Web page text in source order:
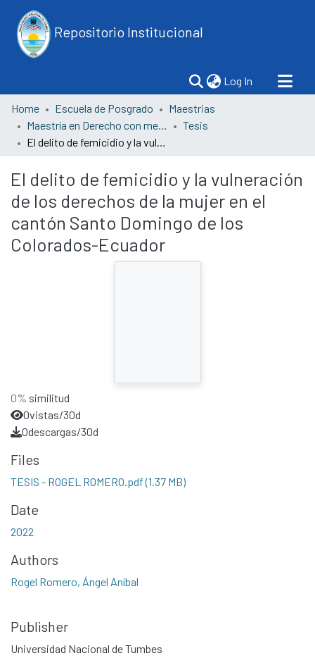
Repositorio Institucional
Log In (current)
Home Escuela de Posgrado
Maestrias
Maestría en Derecho con mención en Derecho Penal, Procesal Penal y Litigación Oral
Tesis
El delito de femicidio y la vulneración de los derechos de la mujer en el cantón Santo Domingo de los Colorados-Ecuador
El delito de femicidio y la vulneración
de los derechos de la mujer en el
cantón Santo Domingo de los
Colorados-Ecuador
0% similitud
0vistas/30d
0descargas/30d
Files
TESIS - ROGEL ROMERO.pdf(1.37 MB)
Date
2022
Authors
Rogel Romero, Ángel Aníbal
Publisher
Universidad Nacional de Tumbes